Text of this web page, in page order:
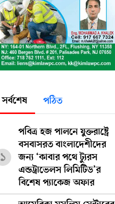
সর্বশেষ পঠিত
১
পবিত্র হজ পালনে যুক্তরাষ্ট্রে
বসবাসরত বাংলাদেশীদের
জন্য ‘কাবার পথে ট্যুরস
এন্ডট্রাভেলস লিমিটিড’র
বিশেষ প্যাকেজ অফার